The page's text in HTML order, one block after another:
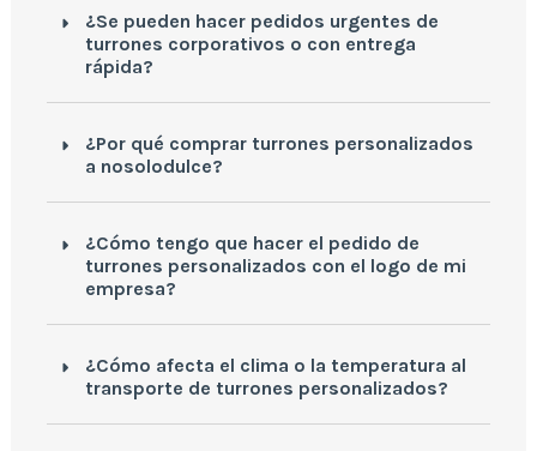
¿Se pueden hacer pedidos urgentes de
turrones corporativos o con entrega
rápida?
¿Por qué comprar turrones personalizados
a nosolodulce?
¿Cómo tengo que hacer el pedido de
turrones personalizados con el logo de mi
empresa?
¿Cómo afecta el clima o la temperatura al
transporte de turrones personalizados?